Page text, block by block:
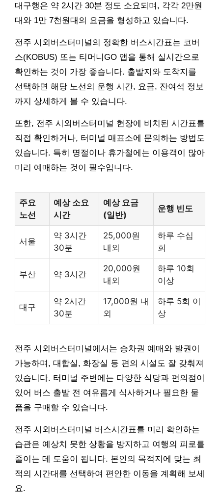
대구행은 약 2시간 30분 정도 소요되며, 각각 2만원
대와 1만 7천원대의 요금을 형성하고 있습니다.
전주 시외버스터미널의 정확한 버스시간표는 코버
스(KOBUS) 또는 티머니GO 앱을 통해 실시간으로
확인하는 것이 가장 좋습니다. 출발지와 도착지를
선택하면 해당 노선의 운행 시간, 요금, 잔여석 정보
까지 상세하게 볼 수 있습니다.
또한, 전주 시외버스터미널 현장에 비치된 시간표를
직접 확인하거나, 터미널 매표소에 문의하는 방법도
있습니다. 특히 명절이나 휴가철에는 이용객이 많아
미리 예매하는 것이 필수입니다.
주요
노선
예상 소요
시간
예상 요금
(일반)
운행 빈도
서울
약 3시간
30분
25,000원
내외
하루 수십
회
부산 약 3시간
20,000원
내외
하루 10회
이상
대구
약 2시간
30분
17,000원 내
외
하루 5회 이
상
전주 시외버스터미널에서는 승차권 예매와 발권이
가능하며, 대합실, 화장실 등 편의 시설도 잘 갖춰져
있습니다. 터미널 주변에는 다양한 식당과 편의점이
있어 버스 출발 전 여유롭게 식사하거나 필요한 물
품을 구매할 수 있습니다.
전주 시외버스터미널 버스시간표를 미리 확인하는
습관은 예상치 못한 상황을 방지하고 여행의 피로를
줄이는 데 도움이 됩니다. 본인의 목적지에 맞는 최
적의 시간대를 선택하여 편안한 이동을 계획해 보세
요.